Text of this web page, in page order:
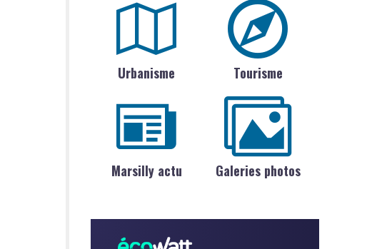
Urbanisme Tourisme
Marsilly actu Galeries photos